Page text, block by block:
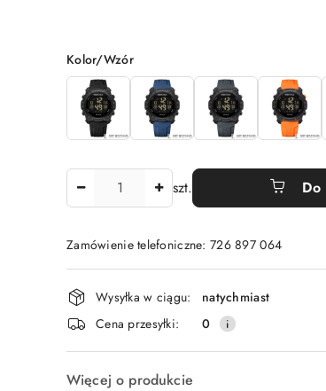
Wariant
Kolor/Wzór
szt.
Zamówienie telefoniczne: 726 897 064
Dostępność
i
dostawa
Wysyłka w ciągu:
natychmiast
Cena przesyłki:
0
Więcej o produkcie